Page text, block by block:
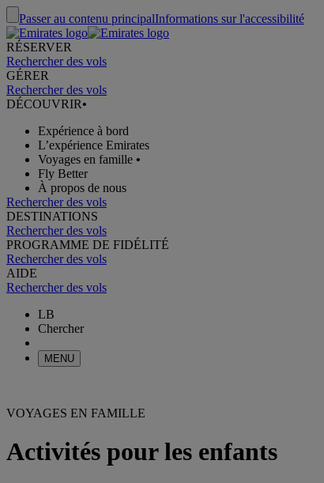
Passer au contenu principalInformations sur l'accessibilité
RÉSERVER
Rechercher des vols
GÉRER
Rechercher des vols
DÉCOUVRIR•
Expérience à bord
L’expérience Emirates
Voyages en famille •
Fly Better
À propos de nous
Rechercher des vols
DESTINATIONS
Rechercher des vols
PROGRAMME DE FIDÉLITÉ
Rechercher des vols
AIDE
Rechercher des vols
LB
Chercher
MENU
VOYAGES EN FAMILLE
Activités pour les enfants